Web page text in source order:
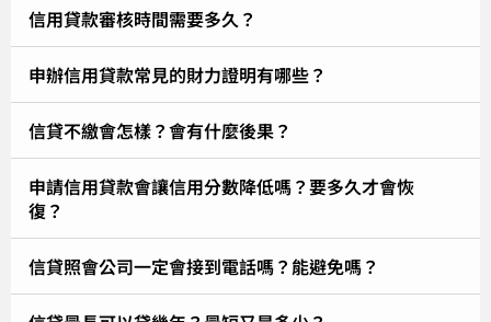
信用貸款審核時間需要多久？
申辦信用貸款常見的財力證明有哪些？
信貸不繳會怎樣？會有什麼後果？
申請信用貸款會讓信用分數降低嗎？要多久才會恢
復？
信貸照會公司一定會接到電話嗎？能避免嗎？